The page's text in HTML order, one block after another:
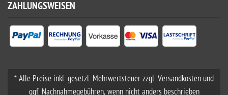
ZAHLUNGSWEISEN
* Alle Preise inkl. gesetzl. Mehrwertsteuer zzgl. Versandkosten und
ggf. Nachnahmegebühren, wenn nicht anders beschrieben